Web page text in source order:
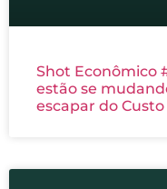
Shot Econômico
estão se
escapar do Custo